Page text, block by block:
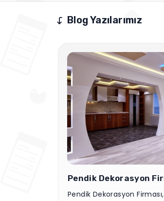
Blog Yazılarımız
Pendik Dekorasyon
Pendik Dekorasyon Firması,